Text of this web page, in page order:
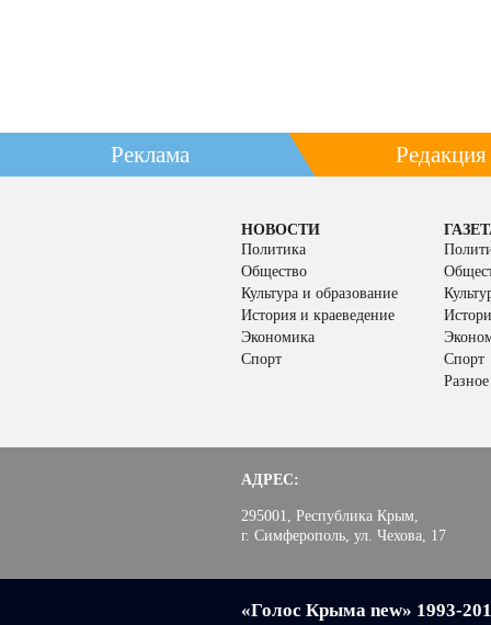
Реклама Редакция
НОВОСТИ
Политика
Общество
Культура и образование
История и краеведение
Экономика
Спорт
Спорт
Разное
АДРЕС:
295001, Республика Крым,
г. Симферополь, ул. Чехова, 17
«Голос Крыма new» 1993-